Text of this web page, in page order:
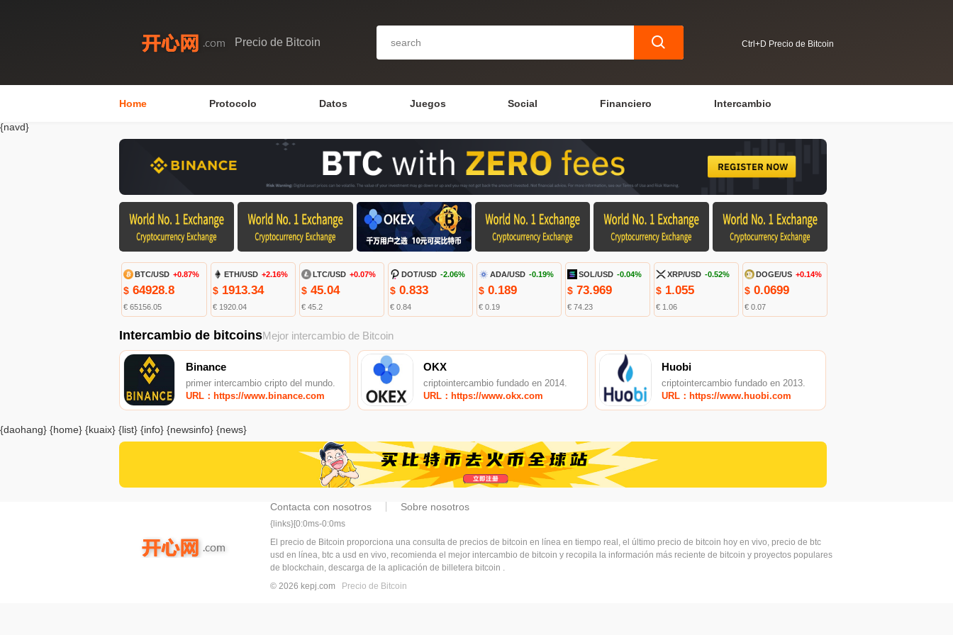
Precio de Bitcoin Ctrl+D Precio de Bitcoin
Home Protocolo Datos Juegos Social Financiero Intercambio
{navd}
BTC/USD +0.87%
$ 64928.8
€ 65156.05
ETH/USD +2.16%
$1913.34
€ 1920.04
LTC/USD +0.07%
$45.04
€ 45.2
DOT/USD -2.06%
$0.833
€ 0.84
ADA/USD -0.19%
$0.189
€ 0.19
SOL/USD -0.04%
$ 73.969
€ 74.23
XRP/USD -0.52%
$ 1.055
€ 1.06
DOGE/US +0.14%
$ 0.0699
€ 0.07
Intercambio de bitcoinsMejor intercambio de Bitcoin
Binance
primer intercambio cripto del mundo.
URL：https://www.binance.com
OKX
criptointercambio fundado en 2014.
URL：https://www.okx.com
Huobi
criptointercambio fundado en 2013.
URL：https://www.huobi.com
{daohang} {home} {kuaix} {list} {info} {newsinfo} {news}
Contacta con nosotros Sobre nosotros
{links}[0:0ms-0:0ms
El precio de Bitcoin proporciona una consulta de precios de bitcoin en línea en tiempo real, el último precio de bitcoin hoy en vivo, precio de btc
usd en línea, btc a usd en vivo, recomienda el mejor intercambio de bitcoin y recopila la información más reciente de bitcoin y proyectos populares
de blockchain, descarga de la aplicación de billetera bitcoin .
© 2026 kepj.com
Precio de Bitcoin